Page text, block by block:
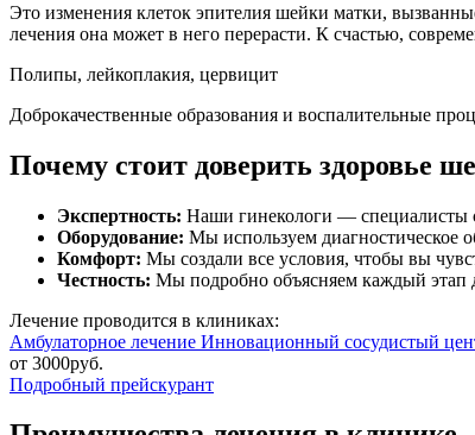
Это изменения клеток эпителия шейки матки,
лечения она может в него перерасти. К счастью,
Полипы, лейкоплакия, цервицит
Доброкачественные образования и воспалительные
Почему стоит доверить здоровье
Экспертность: Наши гинекологи — специалисты
Оборудование: Мы используем диагностическое
Комфорт: Мы создали все условия, чтобы вы
Честность: Мы подробно объясняем каждый этап
Лечение проводится в клиниках:
Амбулаторное лечение Инновационный сосудистый
от 3000руб.
Подробный прейскурант